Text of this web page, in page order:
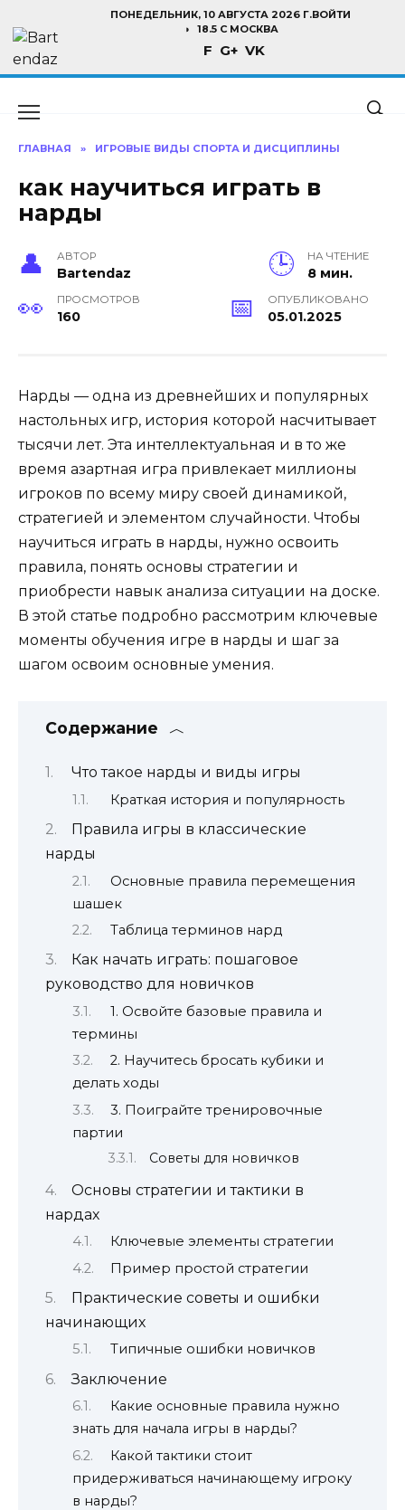
содержанию
ПОНЕДЕЛЬНИК, 10 АВГУСТА 2026 Г.ВОЙТИ
18.5 C МОСКВА
F G+ VK
ГЛАВНАЯ » ИГРОВЫЕ ВИДЫ СПОРТА И ДИСЦИПЛИНЫ
как научиться играть в
нарды
АВТОР
Bartendaz
НА ЧТЕНИЕ
8 мин.
ПРОСМОТРОВ
160
ОПУБЛИКОВАНО
05.01.2025
Нарды — одна из древнейших и популярных
настольных игр, история которой насчитывает
тысячи лет. Эта интеллектуальная и в то же
время азартная игра привлекает миллионы
игроков по всему миру своей динамикой,
стратегией и элементом случайности. Чтобы
научиться играть в нарды, нужно освоить
правила, понять основы стратегии и
приобрести навык анализа ситуации на доске.
В этой статье подробно рассмотрим ключевые
моменты обучения игре в нарды и шаг за
шагом освоим основные умения.
Содержание
Что такое нарды и виды игры
Краткая история и популярность
Правила игры в классические
нарды
Основные правила перемещения
шашек
Таблица терминов нард
Как начать играть: пошаговое
руководство для новичков
1. Освойте базовые правила и
термины
2. Научитесь бросать кубики и
делать ходы
3. Поиграйте тренировочные
партии
Советы для новичков
Основы стратегии и тактики в
нардах
Ключевые элементы стратегии
Пример простой стратегии
Практические советы и ошибки
начинающих
Типичные ошибки новичков
Заключение
Какие основные правила нужно
знать для начала игры в нарды?
Какой тактики стоит
придерживаться начинающему игроку
в нарды?